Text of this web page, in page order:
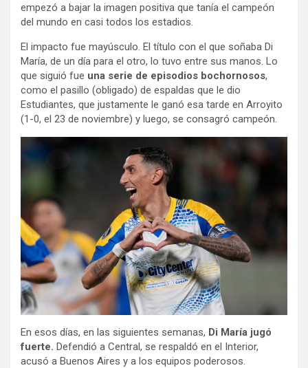
empezó a bajar la imagen positiva que tanía el campeón
del mundo en casi todos los estadios.
El impacto fue mayúsculo. El título con el que soñaba Di
María, de un día para el otro, lo tuvo entre sus manos. Lo
que siguió fue una serie de episodios bochornosos,
como el pasillo (obligado) de espaldas que le dio
Estudiantes, que justamente le ganó esa tarde en Arroyito
(1-0, el 23 de noviembre) y luego, se consagró campeón.
En esos días, en las siguientes semanas, Di María jugó
fuerte. Defendió a Central, se respaldó en el Interior,
acusó a Buenos Aires y a los equipos poderosos.